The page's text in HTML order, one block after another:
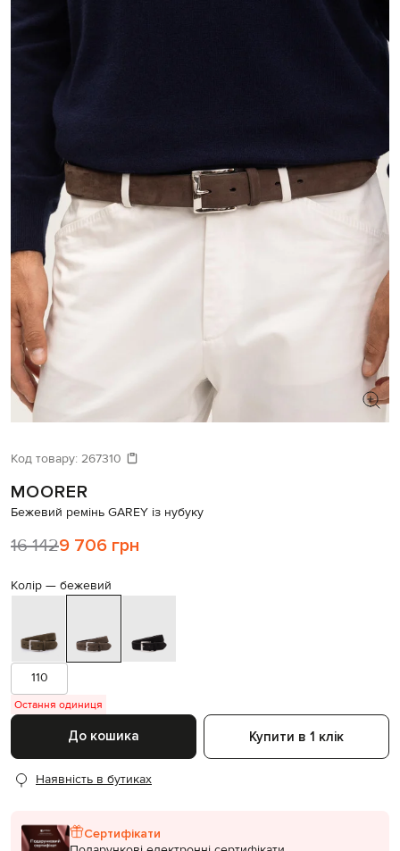
Давайте підберемо щось ще
Схожі товари
Код товару: 267310
MOORER
Бежевий ремінь GAREY із нубуку
16 1429 706 грн
Колір — бежевий
110
Остання одиниця
До кошика Купити в 1 клік
Наявність в бутиках
Сертифікати